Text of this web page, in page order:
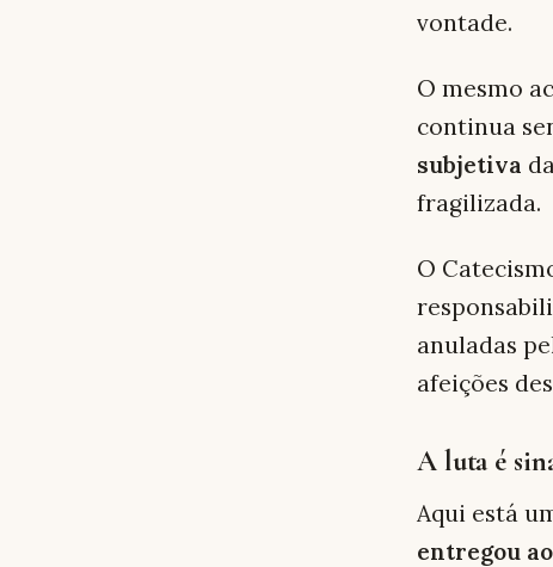
vontade.
O mesmo
continua
subjetiva
fragilizada.
O
anuladas
afeições
A luta é
Aqui está
entregou